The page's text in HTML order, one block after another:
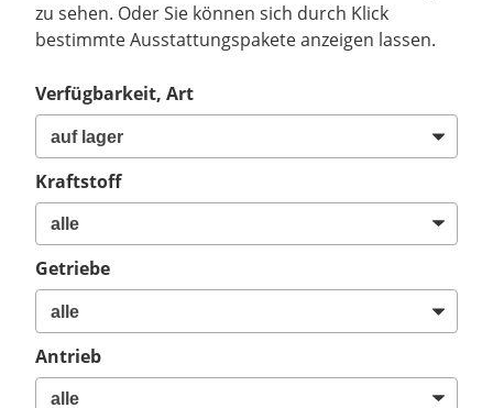
zu sehen. Oder Sie können sich durch Klick
bestimmte Ausstattungspakete anzeigen lassen.
Verfügbarkeit, Art
Kraftstoff
Getriebe
Antrieb